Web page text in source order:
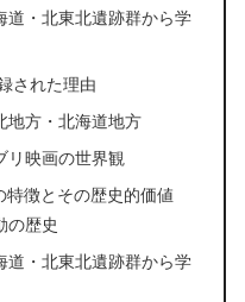
道・北東北遺跡群から学
された理由
地方・北海道地方
リ映画の世界観
徴とその歴史的価値
の歴史
道・北東北遺跡群から学